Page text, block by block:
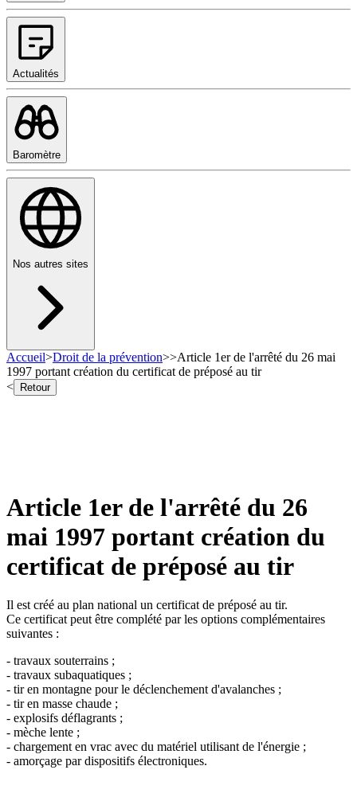
Actualités
Baromètre
Nos autres sites
Accueil>Droit de la prévention>>Article 1er de l'arrêté du 26 mai
1997 portant création du certificat de préposé au tir
<
Retour
Article 1er de l'arrêté du 26
mai 1997 portant création du
certificat de préposé au tir
Il est créé au plan national un certificat de préposé au tir.
Ce certificat peut être complété par les options complémentaires
suivantes :
- travaux souterrains ;
- travaux subaquatiques ;
- tir en montagne pour le déclenchement d'avalanches ;
- tir en masse chaude ;
- explosifs déflagrants ;
- mèche lente ;
- chargement en vrac avec du matériel utilisant de l'énergie ;
- amorçage par dispositifs électroniques.